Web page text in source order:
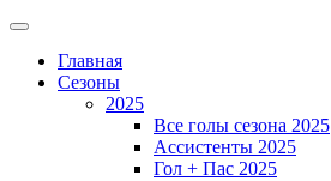
Главная
Сезоны
2025
Все голы сезона 2025
Ассистенты 2025
Гол + Пас 2025